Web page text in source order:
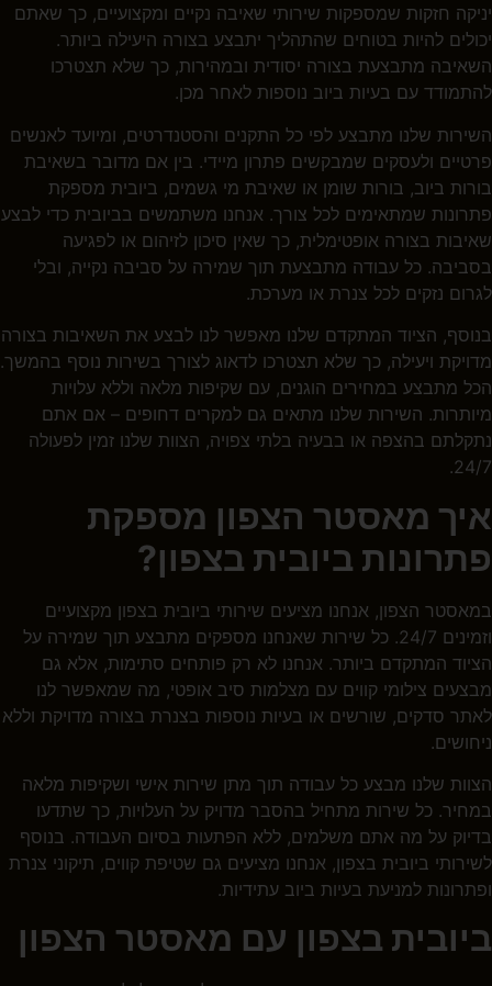
יניקה חזקות שמספקות שירותי שאיבה נקיים ומקצועיים, כך שאתם
יכולים להיות בטוחים שהתהליך יתבצע בצורה היעילה ביותר.
השאיבה מתבצעת בצורה יסודית ובמהירות, כך שלא תצטרכו
להתמודד עם בעיות ביוב נוספות לאחר מכן.
השירות שלנו מתבצע לפי כל התקנים והסטנדרטים, ומיועד לאנשים
פרטיים ולעסקים שמבקשים פתרון מיידי. בין אם מדובר בשאיבת
בורות ביוב, בורות שומן או שאיבת מי גשמים, ביובית מספקת
פתרונות שמתאימים לכל צורך. אנחנו משתמשים בביובית כדי לבצע
שאיבות בצורה אופטימלית, כך שאין סיכון לזיהום או לפגיעה
בסביבה. כל עבודה מתבצעת תוך שמירה על סביבה נקייה, ובלי
לגרום נזקים לכל צנרת או מערכת.
בנוסף, הציוד המתקדם שלנו מאפשר לנו לבצע את השאיבות בצורה
מדויקת ויעילה, כך שלא תצטרכו לדאוג לצורך בשירות נוסף בהמשך.
הכל מתבצע במחירים הוגנים, עם שקיפות מלאה וללא עלויות
מיותרות. השירות שלנו מתאים גם למקרים דחופים – אם אתם
נתקלתם בהצפה או בבעיה בלתי צפויה, הצוות שלנו זמין לפעולה
24/7.
איך מאסטר הצפון מספקת
פתרונות ביובית בצפון?
במאסטר הצפון, אנחנו מציעים שירותי ביובית בצפון מקצועיים
וזמינים 24/7. כל שירות שאנחנו מספקים מתבצע תוך שמירה על
הציוד המתקדם ביותר. אנחנו לא רק פותחים סתימות, אלא גם
מבצעים צילומי קווים עם מצלמות סיב אופטי, מה שמאפשר לנו
לאתר סדקים, שורשים או בעיות נוספות בצנרת בצורה מדויקת וללא
ניחושים.
הצוות שלנו מבצע כל עבודה תוך מתן שירות אישי ושקיפות מלאה
במחיר. כל שירות מתחיל בהסבר מדויק על העלויות, כך שתדעו
בדיוק על מה אתם משלמים, ללא הפתעות בסיום העבודה. בנוסף
לשירותי ביובית בצפון, אנחנו מציעים גם שטיפת קווים, תיקוני צנרת
ופתרונות למניעת בעיות ביוב עתידיות.
ביובית בצפון עם מאסטר הצפון